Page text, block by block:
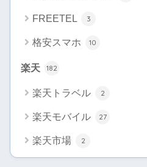
FREETEL 3
格安スマホ 10
楽天 182
楽天トラベル 2
楽天モバイル 27
楽天市場 2